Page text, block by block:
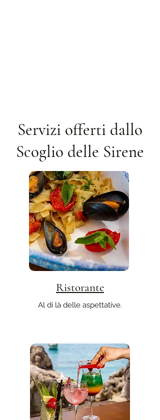
Ristorante
Al di là delle aspettative.
Servizi offerti dallo
Scoglio delle Sirene